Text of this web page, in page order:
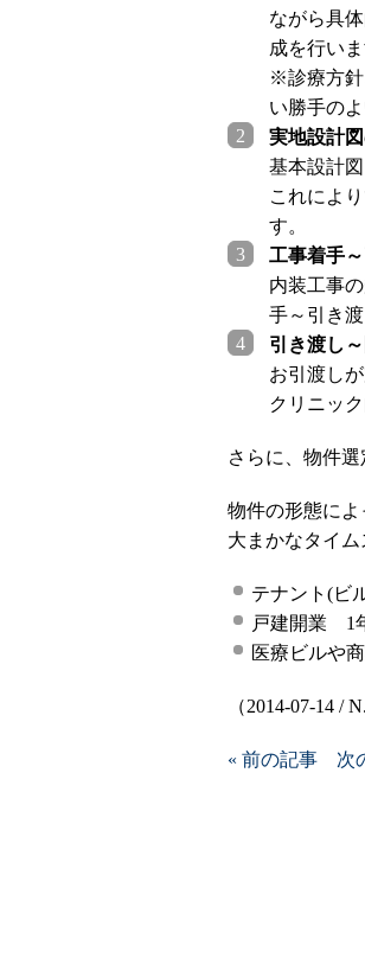
ながら具
成を行いま
※診療方針
い勝手の
実地設計図
基本設計
これによ
す。
工事着手～
内装工事
手～引き
引き渡し
お引渡し
クリニッ
さらに、物件
物件の形態によ
大まかなタイ
テナント(ビ
戸建開業 1
医療ビルや
（2014-07-14 /
« 前の記事 次